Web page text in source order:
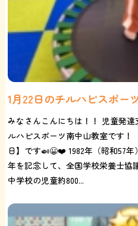
1月22日のチルハピスポー
みなさんこんにちは！！ 児童発
ルハピスポーツ南中山教室です
日】です🍛😀❤️ 1982年（昭和57年
年を記念して、全国学校栄養士協
中学校の児童約800...